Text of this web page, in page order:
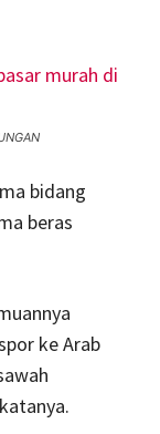
bidang
beras
ke Arab